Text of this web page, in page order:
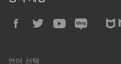
언어 선택